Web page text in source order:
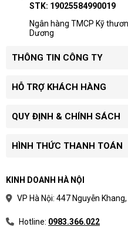
STK: 19025584990019
Ngân hàng TMCP Kỹ
Dương
THÔNG TIN CÔNG TY
HỖ TRỢ KHÁCH HÀNG
QUY ĐỊNH & CHÍNH SÁCH
HÌNH THỨC THANH TOÁN
KINH DOANH HÀ NỘI
VP Hà Nội: 447 Nguyễn Khang,
Hotline: 0983.366.022